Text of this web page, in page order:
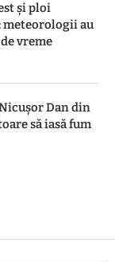
și ploi
au
vreme
Dan din
să iasă fum